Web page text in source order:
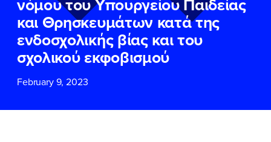
και Θρησκευμάτων κατά της
ενδοσχολικής βίας και του
σχολικού εκφοβισμού
February 9, 2023
ΕΠΙΘΕΤΟ*
ΤΗΛΕΦΩΝΟ*
EMAIL
ΕΠΙΘΕΤΟ*
ΤΗΛΕΦΩΝΟ
EMAIL